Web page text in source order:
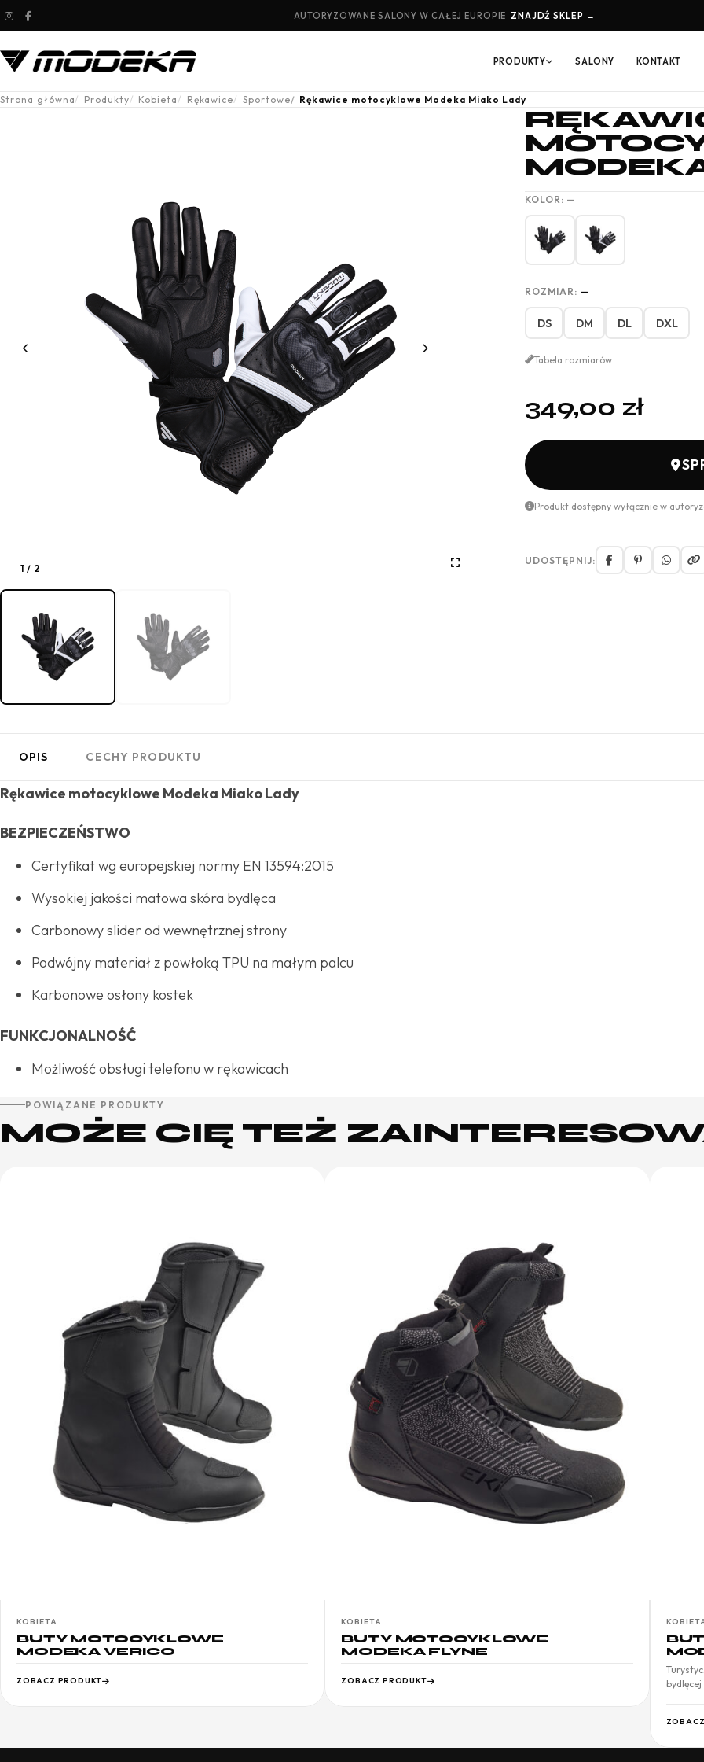
AUTORYZOWANE SALONY W CAŁEJ EUROPIE ZNAJDŹ SKLEP →
PRODUKTY SALONY KONTAKT
Strona główna Produkty Kobieta Rękawice Sportowe Rękawice motocyklowe Modeka Miako Lady
1 / 2
KOLOR: —
ROZMIAR: —
DS DM DL DXL
Tabela rozmiarów
349,00 zł
Produkt dostępny wyłącznie w
UDOSTĘPNIJ:
OPIS CECHY PRODUKTU
Rękawice motocyklowe Modeka Miako Lady
BEZPIECZEŃSTWO
Certyfikat wg europejskiej normy EN 13594:2015
Wysokiej jakości matowa skóra bydlęca
Carbonowy slider od wewnętrznej strony
Podwójny materiał z powłoką TPU na małym palcu
Karbonowe osłony kostek
FUNKCJONALNOŚĆ
Możliwość obsługi telefonu w rękawicach
POWIĄZANE PRODUKTY
MOŻE CIĘ TEŻ
KOBIETA
BUTY MOTOCYKLOWE
MODEKA VERICO
ZOBACZ PRODUKT
KOBIETA
BUTY MOTOCYKLOWE
MODEKA FLYNE
ZOBACZ PRODUKT